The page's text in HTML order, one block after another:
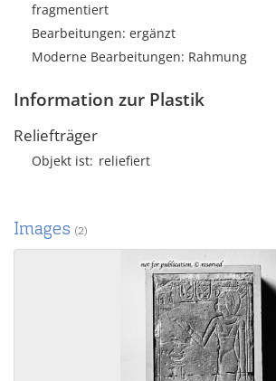
fragmentiert
Bearbeitungen: ergänzt
Moderne Bearbeitungen: Rahmung
Information zur Plastik
Reliefträger
Objekt ist reliefiert
Images (2)